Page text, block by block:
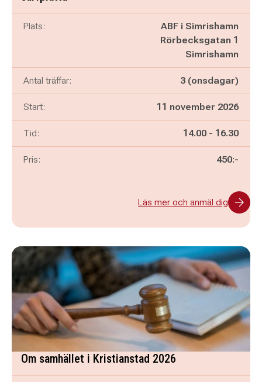
Plats:
ABF i Simrishamn
Rörbecksgatan 1
Simrishamn
Antal träffar: 3 (onsdagar)
Start: 11 november 2026
Tid: Pågår mellan
14.00 - och
16.30
Pris: 450:-
Läs mer och anmäl dig
Om samhället i Kristianstad 2026